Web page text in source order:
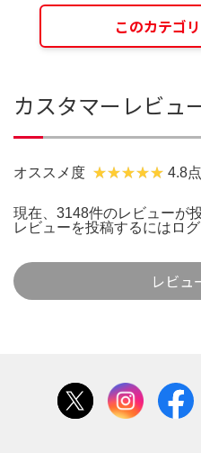
このカテゴ
カスタマーレビュ
オススメ度 4.8点
現在、3148件のレビューが
レビューを投稿するには ロ
レビュ